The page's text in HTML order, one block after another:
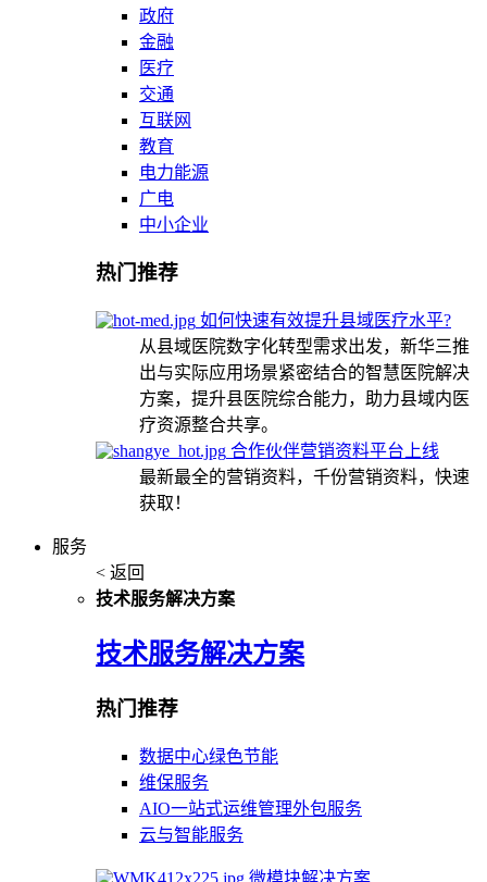
政府
金融
医疗
交通
互联网
教育
电力能源
广电
中小企业
热门推荐
如何快速有效提升县域医疗水平?
从县域医院数字化转型需求出发，新华三推
出与实际应用场景紧密结合的智慧医院解决
方案，提升县医院综合能力，助力县域内医
疗资源整合共享。
合作伙伴营销资料平台上线
最新最全的营销资料，千份营销资料，快速
获取！
服务
< 返回
技术服务解决方案
技术服务解决方案
热门推荐
数据中心绿色节能
维保服务
AIO一站式运维管理外包服务
云与智能服务
微模块解决方案